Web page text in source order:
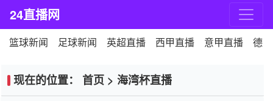
24直播网
篮球新闻 足球新闻 英超直播 西甲直播 意甲直播 德
现在的位置： 首页 > 海湾杯直播